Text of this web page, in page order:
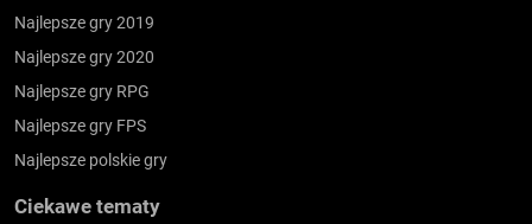
Najlepsze gry 2019
Najlepsze gry 2020
Najlepsze gry RPG
Najlepsze gry FPS
Najlepsze polskie gry
Ciekawe tematy